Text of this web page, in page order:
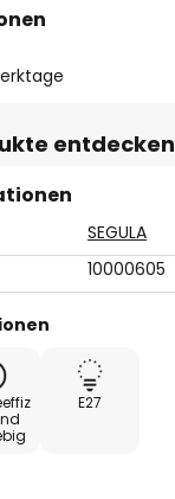
entdecken
SEGULA
10000605
E27